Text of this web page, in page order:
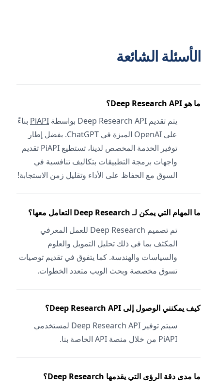
الأسئلة الشائعة
ما هو Deep Research API؟
يتم تقديم Deep Research API بواسطة
PiAPI بناءً
على OpenAI
الميزة في ChatGPT. بفضل إطار
توفير الخدمة المخصص لدينا، تستطيع PiAPI تقديم
واجهات برمجة التطبيقات بتكاليف تنافسية في
السوق مع الحفاظ على الأداء وتقليل زمن الاستجابة!
ما المهام التي يمكن لـ Deep Research التعامل معها؟
تم تصميم Deep Research للعمل المعرفي
المكثف بما في ذلك تحليل التمويل والعلوم
والسياسات والهندسة. كما يتفوق في تقديم توصيات
تسوق مخصصة وبحث الويب متعدد الخطوات.
كيف يمكنني الوصول إلى Deep Research API؟
سيتم توفير Deep Research API لمستخدمي
PiAPI من خلال منصة API الخاصة بنا.
ما مدى دقة الرؤى التي يقدمها Deep Research؟